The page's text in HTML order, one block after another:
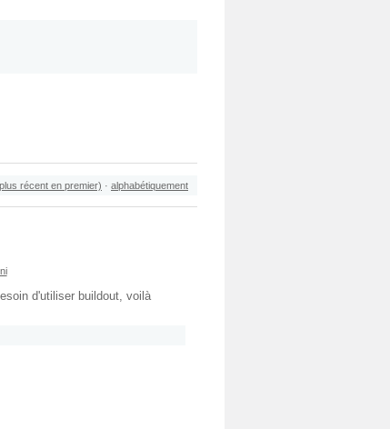
récent en premier) · alphabétiquement
d'utiliser buildout, voilà